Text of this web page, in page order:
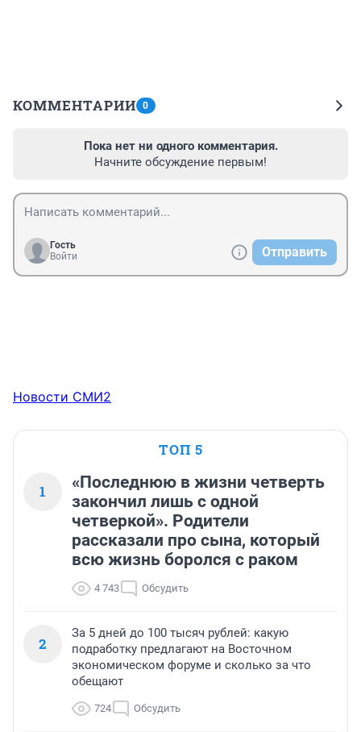
КОММЕНТАРИИ 0
Пока нет ни одного комментария.
Начните обсуждение первым!
Гость
Войти
Отправить
Новости СМИ2
ТОП 5
1
«Последнюю в жизни четверть
закончил лишь с одной
четверкой». Родители
рассказали про сына, который
всю жизнь боролся с раком
4 743 Обсудить
2
За 5 дней до 100 тысяч рублей: какую
подработку предлагают на Восточном
экономическом форуме и сколько за что
обещают
724 Обсудить